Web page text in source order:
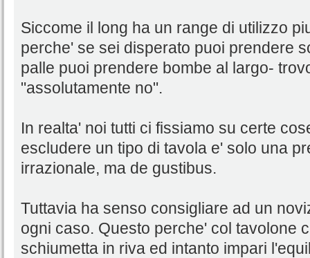
Siccome il long ha un range di utilizzo
perche' se sei disperato puoi prendere
palle puoi prendere bombe al largo-
"assolutamente no".
In realta' noi tutti ci fissiamo su certe
escludere un tipo di tavola e' solo una
irrazionale, ma de gustibus.
Tuttavia ha senso consigliare ad un
ogni caso. Questo perche' col tavolone
schiumetta in riva ed intanto impari